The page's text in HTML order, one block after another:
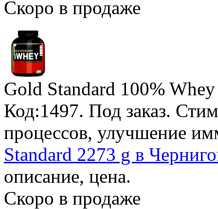
Скоро в продаже
Gold Standard 100%
Код:1497. Под заказ.
процессов, улучшение
Standard 2273 g в
описание, цена.
Скоро в продаже